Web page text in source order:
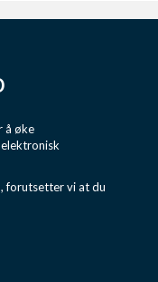
å øke
, forutsetter vi at du